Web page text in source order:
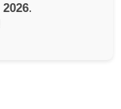
2026.